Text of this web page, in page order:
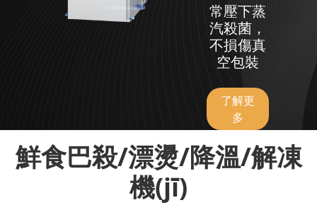
常壓下蒸
汽殺菌，
不損傷真
空包裝
了解更
多
鮮食巴殺/漂燙/降溫/解凍
機(jī)